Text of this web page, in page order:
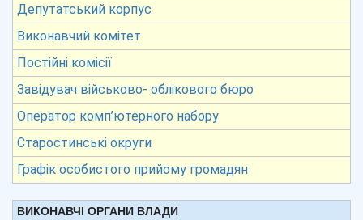
Депутатський корпус
Виконавчий комітет
Постійні комісії
Завідувач військово- облікового бюро
Оператор комп’ютерного набору
Старостинські округи
Графік особистого прийому громадян
ВИКОНАВЧІ ОРГАНИ ВЛАДИ